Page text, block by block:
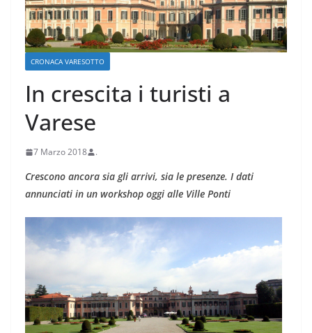
CRONACA VARESOTTO
In crescita i turisti a
Varese
7 Marzo 2018 .
Crescono ancora sia gli arrivi, sia le presenze. I dati
annunciati in un workshop oggi alle Ville Ponti